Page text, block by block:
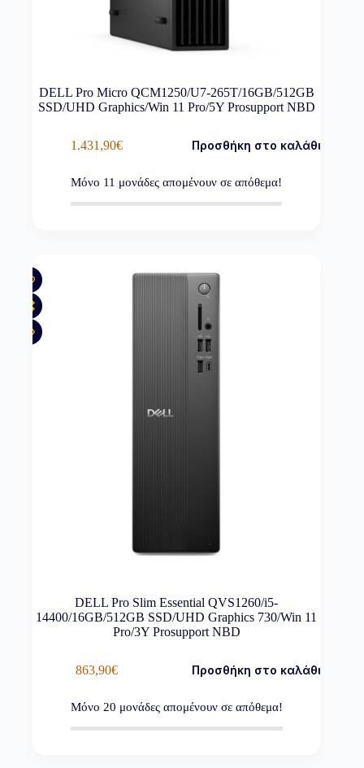
DELL Pro Micro QCM1250/U7-265T/16GB/512GB
SSD/UHD Graphics/Win 11 Pro/5Y Prosupport NBD
1.431,90€ Προσθήκη στο καλάθι
Μόνο 11 μονάδες απομένουν σε απόθεμα!
DELL Pro Slim Essential QVS1260/i5-
14400/16GB/512GB SSD/UHD Graphics 730/Win 11
Pro/3Y Prosupport NBD
863,90€ Προσθήκη στο καλάθι
Μόνο 20 μονάδες απομένουν σε απόθεμα!